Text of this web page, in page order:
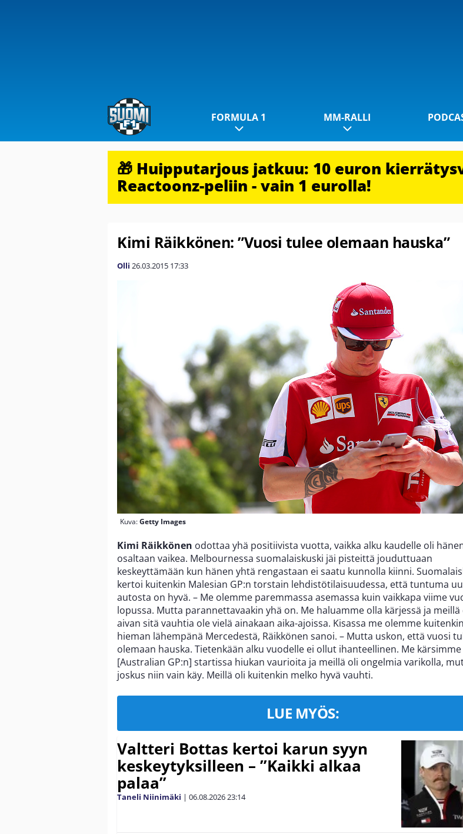
FORMULA 1 MM-RALLI
🎁 Huipputarjous jatkuu: 10 euron
Reactoonz-peliin - vain 1 eurolla!
Kimi Räikkönen: ”Vuosi tulee olemaan hauska”
Olli 26.03.2015 17:33
Kuva:Getty Images
Kimi Räikkönen odottaa yhä positiivista vuotta, vaikka alku kaudelle oli
osaltaan vaikea. Melbournessa suomalaiskuski jäi pisteittä jouduttuaan
keskeyttämään kun hänen yhtä rengastaan ei saatu kunnolla kiinni.
kertoi kuitenkin Malesian GP:n torstain lehdistötilaisuudessa, että tuntuma
autosta on hyvä. – Me olemme paremmassa asemassa kuin vaikkapa viime
lopussa. Mutta parannettavaakin yhä on. Me haluamme olla kärjessä ja meillä
aivan sitä vauhtia ole vielä ainakaan aika-ajoissa. Kisassa me olemme kuitenkin
hieman lähempänä Mercedestä, Räikkönen sanoi. – Mutta uskon, että vuosi
olemaan hauska. Tietenkään alku vuodelle ei ollut ihanteellinen. Me kärsimme
[Australian GP:n] startissa hiukan vaurioita ja meillä oli ongelmia varikolla,
joskus niin vain käy. Meillä oli kuitenkin melko hyvä vauhti.
LUE MYÖS:
Valtteri Bottas kertoi karun syyn
keskeytyksilleen – ”Kaikki alkaa
palaa”
Taneli Niinimäki | 06.08.202623:14